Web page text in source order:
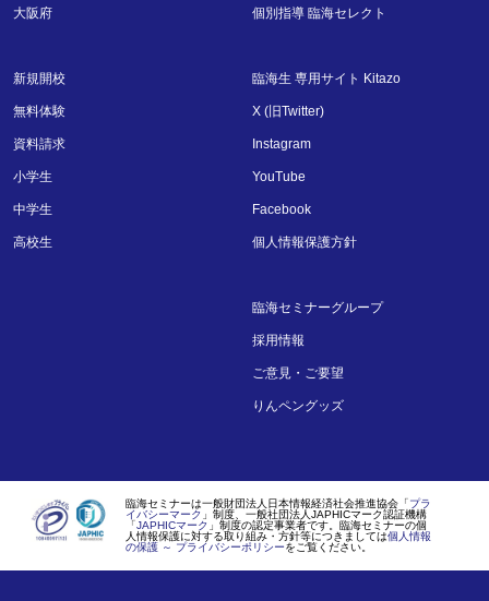
大阪府
新規開校
無料体験
資料請求
小学生
中学生
高校生
個別指導 臨海セレクト
臨海生 専用サイト Kitazo
X (旧Twitter)
Instagram
YouTube
Facebook
個人情報保護方針
臨海セミナーグループ
採用情報
ご意見・ご要望
りんペングッズ
臨海セミナーは一般財団法人日本情報経済社会推進協会「プラ
イバシーマーク 」制度、一般社団法人JAPHICマーク認証機構
「JAPHICマーク 」制度の認定事業者です。臨海セミナーの個
人情報保護に対する取り組み・方針等につきましては個人情報
の保護 ～ プライバシーポリシーをご覧ください。